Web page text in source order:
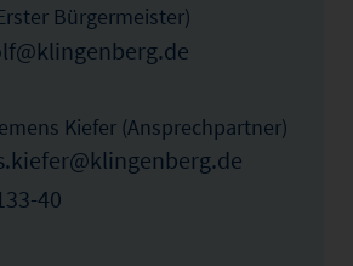
Bürgermeister)
Kiefer (Ansprechpartner)
40